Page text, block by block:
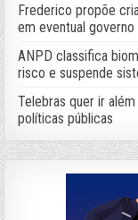
Frederico propõe
em eventual governo
ANPD classifica
risco e suspende
Telebras quer ir
políticas públicas